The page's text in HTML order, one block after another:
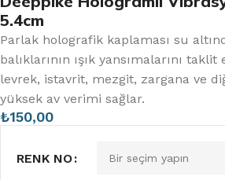
5.4cm
Parlak holografik kaplaması su
balıklarının ışık yansımalarını
levrek, istavrit, mezgit, zargana ve
yüksek av verimi sağlar.
₺150,00
RENK NO